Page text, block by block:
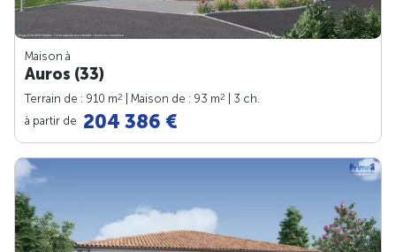
Maison à
Auros (33)
Terrain de : 910 m2 | Maison de : 93 m2
| 3 ch.
à partir de 204 386 €